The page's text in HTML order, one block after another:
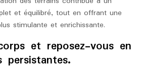
et équilibré, tout en offrant une
stimulante et enrichissante.
et reposez-vous en
persistantes.